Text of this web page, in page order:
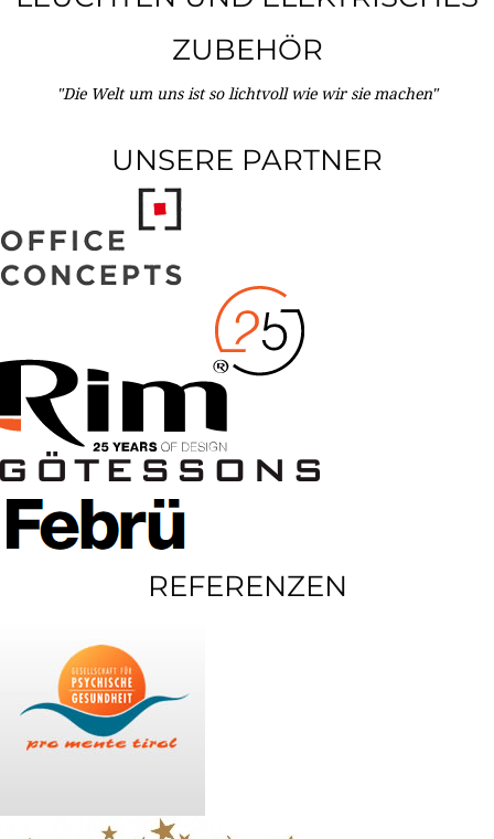
ZUBEHÖR
"Die Welt um uns ist so lichtvoll wie wir sie machen"
UNSERE PARTNER
REFERENZEN